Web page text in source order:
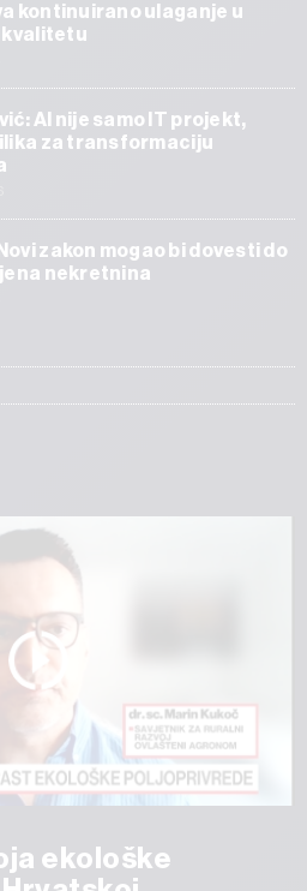
kontinuirano ulaganje u
kvalitetu
AI nije samo IT projekt,
za transformaciju
zakon mogao bi dovesti do
nekretnina
ekološke